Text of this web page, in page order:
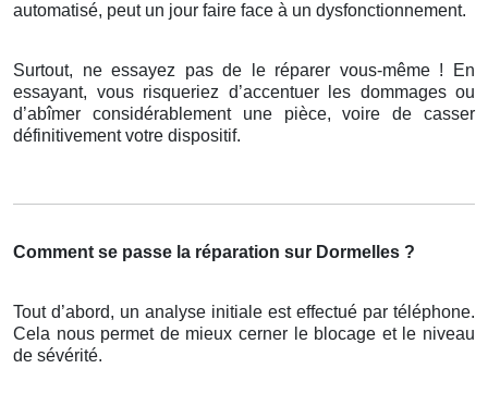
automatisé, peut un jour faire face à un dysfonctionnement.
Surtout, ne essayez pas de le réparer vous-même ! En
essayant, vous risqueriez d’accentuer les dommages ou
d’abîmer considérablement une pièce, voire de casser
définitivement votre dispositif.
Comment se passe la réparation sur Dormelles ?
Tout d’abord, un analyse initiale est effectué par téléphone.
Cela nous permet de mieux cerner le blocage et le niveau
de sévérité.